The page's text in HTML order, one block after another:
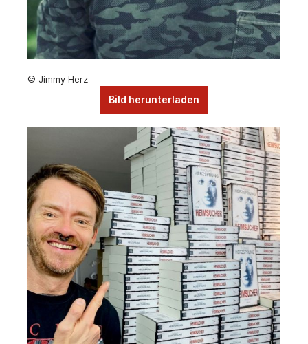
© Jimmy Herz
Bild herunterladen